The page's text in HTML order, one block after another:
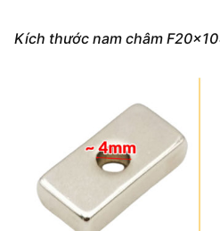
Kích thước nam châm